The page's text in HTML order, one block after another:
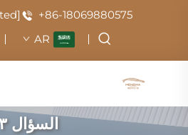
+86-18069880575
AR
السؤال ٣